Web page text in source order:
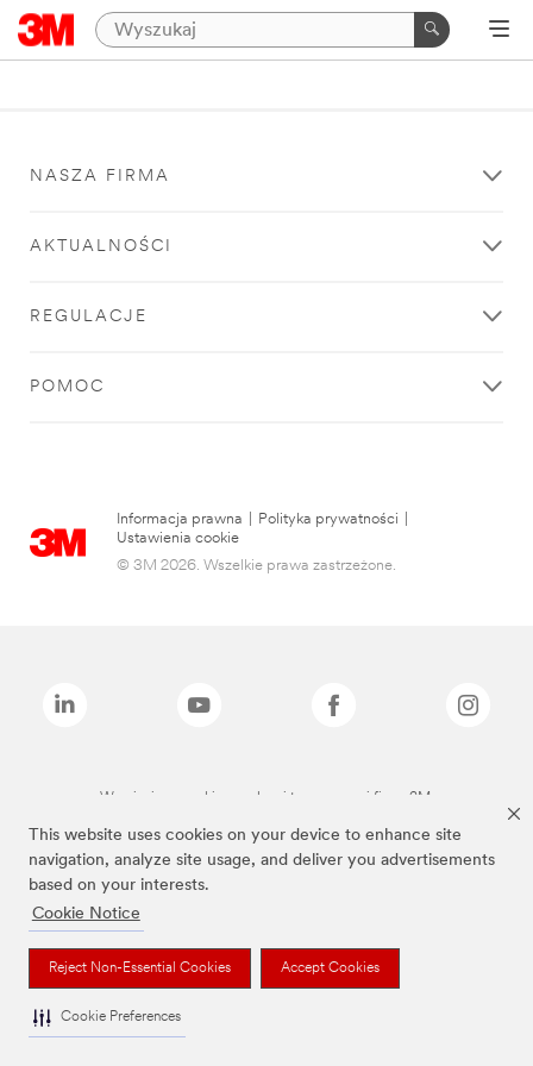
This website uses cookies on your device to enhance site
navigation, analyze site usage, and deliver you advertisements
based on your interests.
Cookie Notice
Reject Non-Essential Cookies Accept Cookies
Cookie Preferences
NASZA FIRMA
AKTUALNOŚCI
REGULACJE
POMOC
Informacja prawna Polityka prywatności
Ustawienia cookie
© 3M 2026. Wszelkie prawa zastrzeżone.
Wymienione marki są znakami towarowymi firmy 3M.